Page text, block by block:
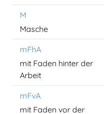
M
Masche
mFhA
mit Faden hinter der
Arbeit
mFvA
mit Faden vor der